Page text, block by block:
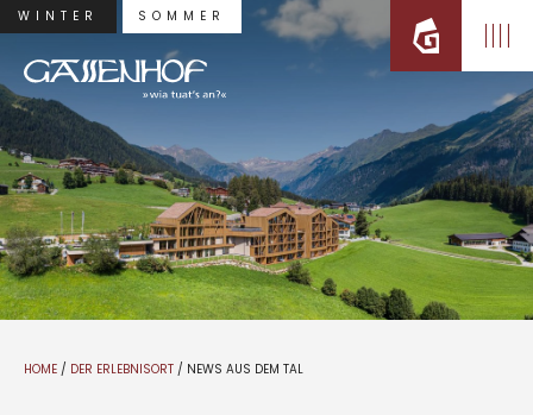
WINTER SOMMER
HOME / DER ERLEBNISORT / NEWS AUS DEM TAL